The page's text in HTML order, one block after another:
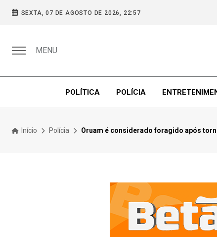
SEXTA, 07 DE AGOSTO DE 2026, 22:57
MENU
POLÍTICA POLÍCIA
Início Polícia Oruam é considerado foragido após